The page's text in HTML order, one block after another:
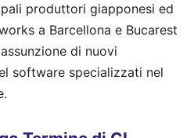
produttori giapponesi ed
a Barcellona e Bucarest
di nuovi
software specializzati nel